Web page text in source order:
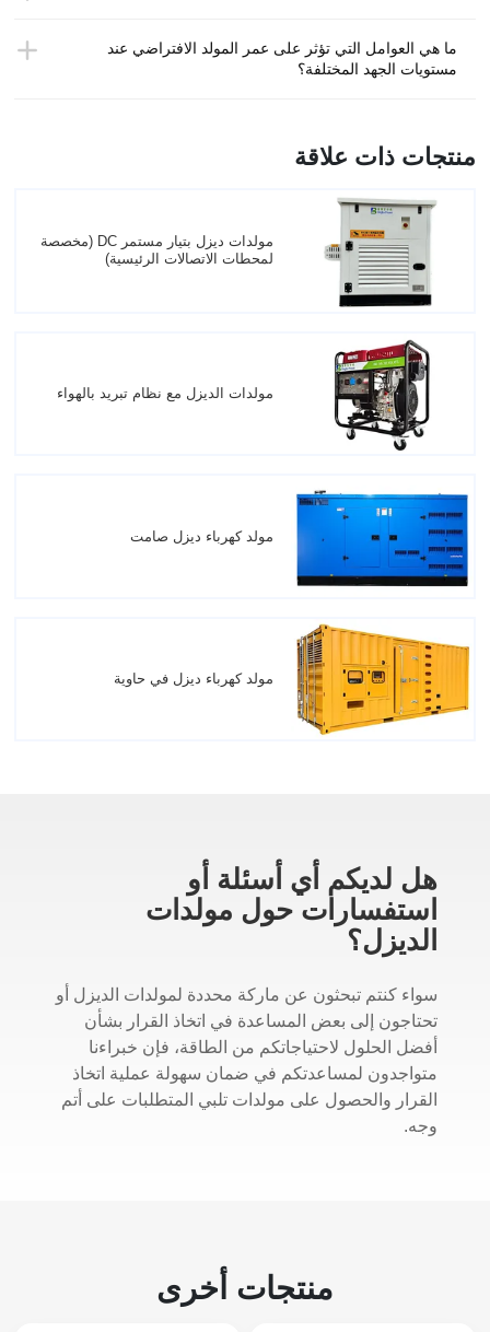
ما هي العوامل التي تؤثر على عمر المولد الافتراضي عند
مستويات الجهد المختلفة؟
منتجات ذات علاقة
مولدات ديزل بتيار مستمر DC (مخصصة
لمحطات الاتصالات الرئيسية)
مولدات الديزل مع نظام تبريد بالهواء
مولد كهرباء ديزل صامت
مولد كهرباء ديزل في حاوية
هل لديكم أي أسئلة أو
استفسارات حول مولدات
الديزل؟
سواء كنتم تبحثون عن ماركة محددة لمولدات الديزل أو
تحتاجون إلى بعض المساعدة في اتخاذ القرار بشأن
أفضل الحلول لاحتياجاتكم من الطاقة، فإن خبراءنا
متواجدون لمساعدتكم في ضمان سهولة عملية اتخاذ
القرار والحصول على مولدات تلبي المتطلبات على أتم
وجه.
منتجات أخرى